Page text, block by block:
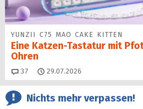
YUNZII C75 MAO CAKE KITTEN
Eine Katzen-Tastatur mit
Ohren
37 Kommentare
29.07.2026
Nichts mehr verpassen!